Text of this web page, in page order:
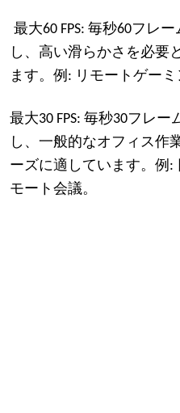
最大60 FPS: 毎秒60フレ
し、高い滑らかさを必要
ます。例: リモートゲーミ
最大30 FPS: 毎秒30フレ
し、一般的なオフィス作
ーズに適しています。例:
モート会議。